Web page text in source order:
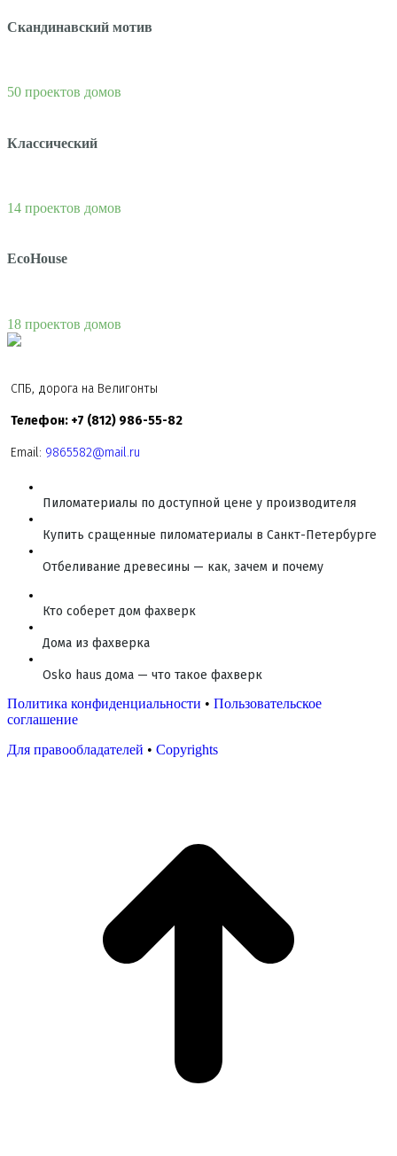
Скандинавский мотив
50 проектов домов
Классический
14 проектов домов
EcoHouse
18 проектов домов
СПБ, дорога на Велигонты
Телефон: +7 (812) 986-55-82
Email: 9865582@mail.ru
Пиломатериалы по доступной цене у производителя
Купить сращенные пиломатериалы в Санкт-Петербурге
Отбеливание древесины — как, зачем и почему
Кто соберет дом фахверк
Дома из фахверка
Osko haus дома — что такое фахверк
Политика конфиденциальности • Пользовательское
соглашение
Для правообладателей • Copyrights